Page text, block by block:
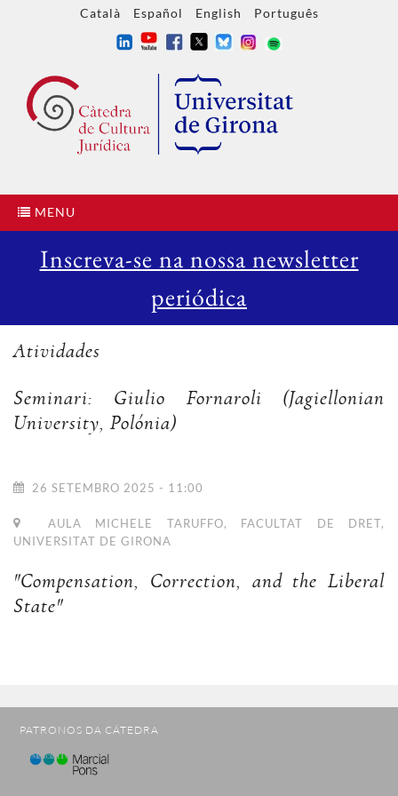
Català Español English Português
MENU
Inscreva-se na nossa newsletter
periódica
Atividades
Seminari: Giulio Fornaroli (Jagiellonian
University, Polónia)
26 SETEMBRO 2025 - 11:00
AULA MICHELE TARUFFO, FACULTAT DE DRET,
UNIVERSITAT DE GIRONA
"Compensation, Correction, and the Liberal
State"
PATRONOS DA CÁTEDRA